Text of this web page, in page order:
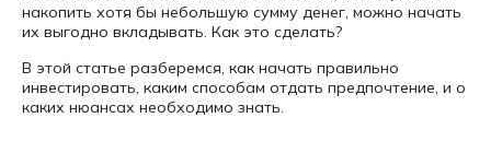
накопить хотя бы небольшую сумму денег, можно начать
их выгодно вкладывать. Как это сделать?
В этой статье разберемся, как начать правильно
инвестировать, каким способам отдать предпочтение, и о
каких нюансах необходимо знать.